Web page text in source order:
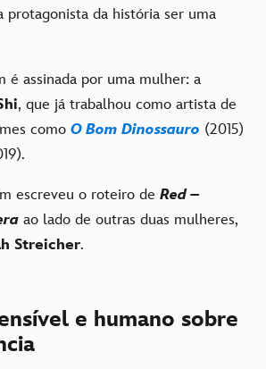
protagonista da história ser uma
é assinada por uma mulher: a
, que já trabalhou como artista de
como O Bom Dinossauro (2015)
escreveu o roteiro de Red –
ao lado de outras duas mulheres,
Streicher.
e humano sobre